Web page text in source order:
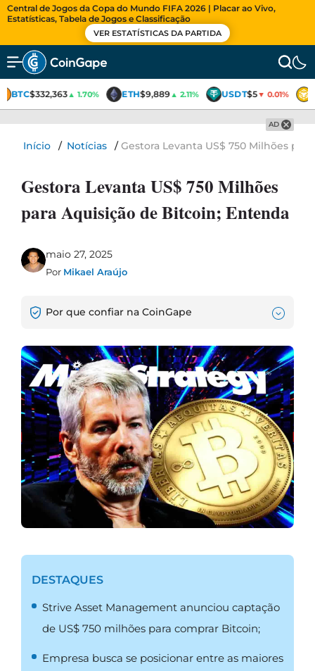
Central de Jogos da Copa do Mundo FIFA 2026 | Placar ao Vivo,
Estatísticas, Tabela de Jogos e Classificação
VER ESTATÍSTICAS DA PARTIDA
BTC$332,363▲ 1.70% ETH$9,889▲ 2.11% USDT$5▼ 0.01%
AD
Início / Notícias /Gestora Levanta US$ 750 Milhões
Gestora Levanta US$ 750 Milhões
para Aquisição de Bitcoin; Entenda
maio 27, 2025
Por Mikael Araújo
Por que confiar na CoinGape
DESTAQUES
Strive Asset Management anunciou captação
de US$ 750 milhões para comprar Bitcoin;
Empresa busca se posicionar entre as maiores